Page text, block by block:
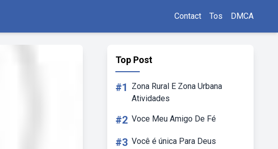
Contact Tos DMCA
Top Post
#1
Zona Rural E Zona Urbana
Atividades
#2 Voce Meu Amigo De Fé
#3 Você é única Para Deus